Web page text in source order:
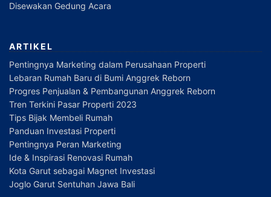
Disewakan Gedung Acara
ARTIKEL
Pentingnya Marketing dalam Perusahaan Properti
Lebaran Rumah Baru di Bumi Anggrek Reborn
Progres Penjualan & Pembangunan Anggrek Reborn
Tren Terkini Pasar Properti 2023
Tips Bijak Membeli Rumah
Panduan Investasi Properti
Pentingnya Peran Marketing
Ide & Inspirasi Renovasi Rumah
Kota Garut sebagai Magnet Investasi
Joglo Garut Sentuhan Jawa Bali